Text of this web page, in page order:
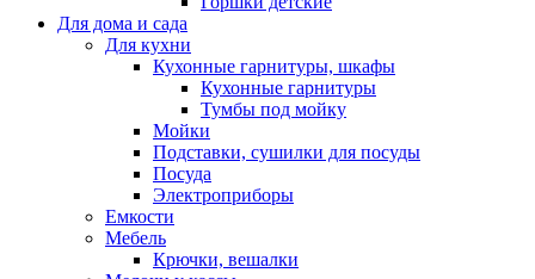
Для дома и сада
Для кухни
Кухонные гарнитуры, шкафы
Кухонные гарнитуры
Тумбы под мойку
Мойки
Подставки, сушилки для посуды
Посуда
Электроприборы
Емкости
Мебель
Крючки, вешалки